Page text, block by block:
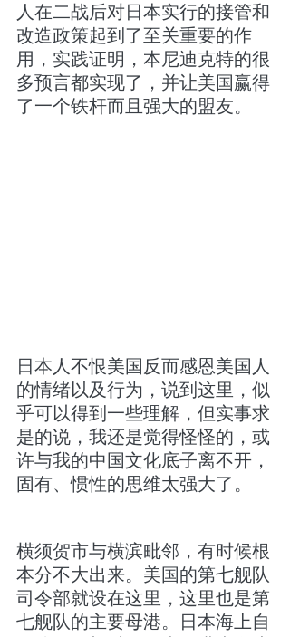
人在二战后对日本实行的接管和
改造政策起到了至关重要的作
用，实践证明，本尼迪克特的很
多预言都实现了，并让美国赢得
了一个铁杆而且强大的盟友。
日本人不恨美国反而感恩美国人
的情绪以及行为，说到这里，似
乎可以得到一些理解，但实事求
是的说，我还是觉得怪怪的，或
许与我的中国文化底子离不开，
固有、惯性的思维太强大了。
横须贺市与横滨毗邻，有时候根
本分不大出来。美国的第七舰队
司令部就设在这里，这里也是第
七舰队的主要母港。日本海上自